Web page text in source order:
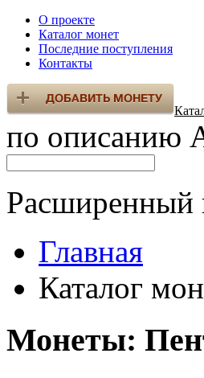
О проекте
Каталог монет
Последние поступления
Контакты
по описанию
Расширенный
Главная
Каталог
Монеты: